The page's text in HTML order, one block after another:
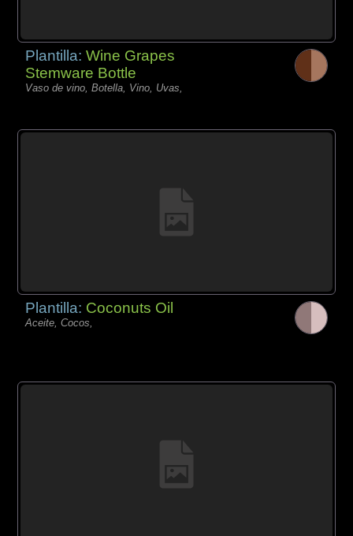
Plantilla:Wine Grapes
Stemware Bottle
Vaso de vino, Botella, Vino, Uvas,
Plantilla: Coconuts Oil
Aceite, Cocos,